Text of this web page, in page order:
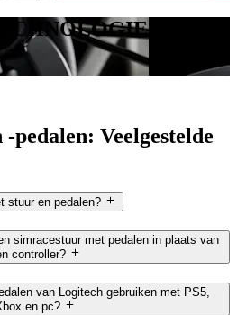
pedalen: Veelgestelde
stuur en pedalen?
simracestuur met pedalen in plaats van
controller?
van Logitech gebruiken met PS5,
en pc?